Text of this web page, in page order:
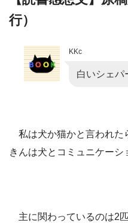
行）
KKc
白いシェパ
私は犬か猫かと言われた
きんは犬とコミュニケーシ
主に関わっているのは2匹